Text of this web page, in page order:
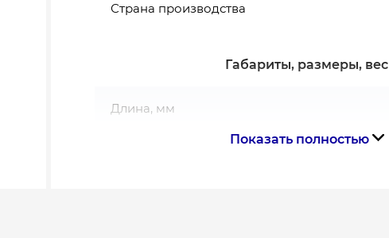
Страна производства
Габариты, размеры, вес
Длина, мм
Показать полностью